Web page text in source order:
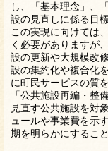
し、「基本理念」、
設の見直しに係る目
この実現に向けては
く必要がありますが
設の更新や大規模改
設の集約化や複合化
に町民サービスの質
「公共施設再編・整
見直す公共施設を対
ュールや事業費を示
期を明らかにするこ